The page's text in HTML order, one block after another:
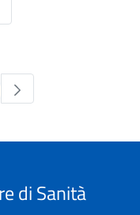
di Sanità